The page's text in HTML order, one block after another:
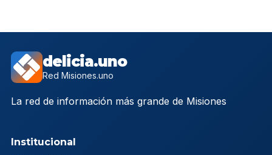
delicia.uno
Red Misiones.uno
La red de información más grande de Misiones
Institucional